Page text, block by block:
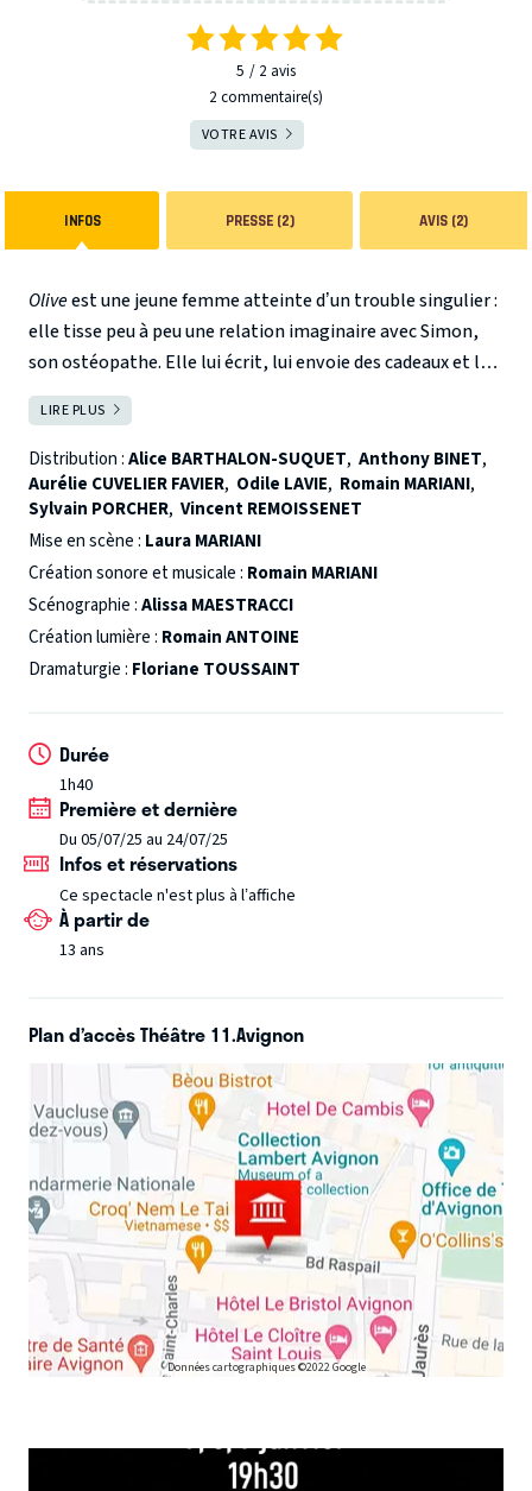
5 2 avis
2 commentaire(s)
VOTRE AVIS
INFOS PRESSE (2) AVIS (2)
Oliveest une jeune femme atteinte d’un trouble singulier :
elle tisse peu à peu une relation imaginaire avec Simon,
son ostéopathe. Elle lui écrit, lui envoie des cadeaux et le
suit à la trace. Tous les signes qu’il lui envoie sont perçus
parOlivecomme une preuve de son amour pour elle.
Comment réagir face à un amour dévorant mais irréel ?
Avec six interprètes et un musicien,Ma Foudre
puissance du sentiment amoureux et les ravages d’une
psychose obsessionnelle. Outre le monde intérieur
d’Olive, la pièce sonde l’impact de son trouble sur sa
famille et ses proches.
LIRE PLUS
Distribution :Alice BARTHALON-SUQUET, Anthony BINET,
Aurélie CUVELIER FAVIER, Odile LAVIE, Romain MARIANI,
Sylvain PORCHER, Vincent REMOISSENET
Mise en scène : Laura MARIANI
Création sonore et musicale : Romain MARIANI
Scénographie :Alissa MAESTRACCI
Création lumière : Romain ANTOINE
Dramaturgie : Floriane TOUSSAINT
Durée
1h40
Première et dernière
Du 05/07/25 au 24/07/25
Infos et réservations
Ce spectacle n'est plus à l’affiche
À partir de
13 ans
Plan d’accès Théâtre 11.Avignon
Données cartographiques ©2022 Google